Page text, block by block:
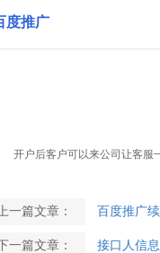
度推广
开户后客户可以来公司让客服
一篇文章： 百度推广
一篇文章： 接口人信息